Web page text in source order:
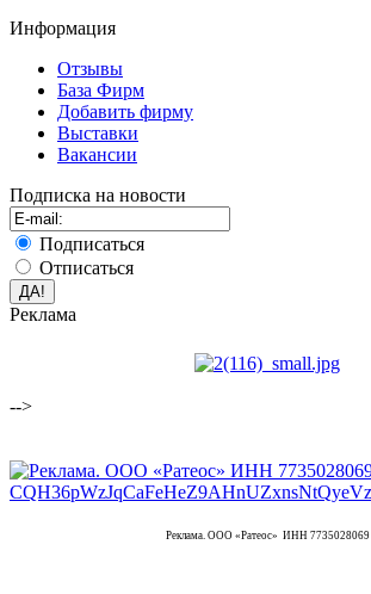
Информация
Отзывы
База Фирм
Добавить фирму
Выставки
Вакансии
Подписка на новости
Подписаться
Отписаться
Реклама
-->
Реклама. ООО «Ратеос» ИНН 7735028069